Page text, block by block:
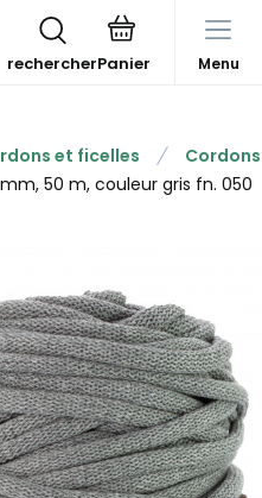
rechercher Menu
et ficelles
50 m, couleur gris fn. 050